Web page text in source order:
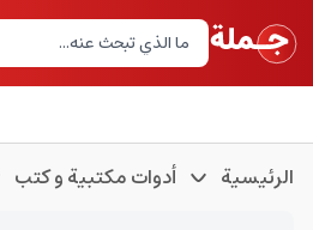
الرئيسية أدوات مكتبية و كتب